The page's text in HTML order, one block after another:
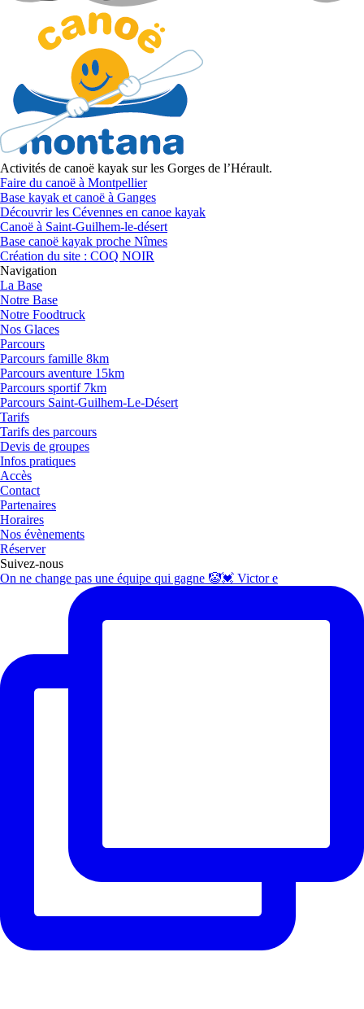
Activités de canoë kayak sur les Gorges de l’Hérault.
Faire du canoë à Montpellier
Base kayak et canoë à Ganges
Découvrir les Cévennes en canoe kayak
Canoë à Saint-Guilhem-le-désert
Base canoë kayak proche Nîmes
Création du site : COQ NOIR
Navigation
La Base
Notre Base
Notre Foodtruck
Nos Glaces
Parcours
Parcours famille 8km
Parcours aventure 15km
Parcours sportif 7km
Parcours Saint-Guilhem-Le-Désert
Tarifs
Tarifs des parcours
Devis de groupes
Infos pratiques
Accès
Contact
Partenaires
Horaires
Nos évènements
Réserver
Suivez-nous
On ne change pas une équipe qui gagne 🤡💓 Victor e